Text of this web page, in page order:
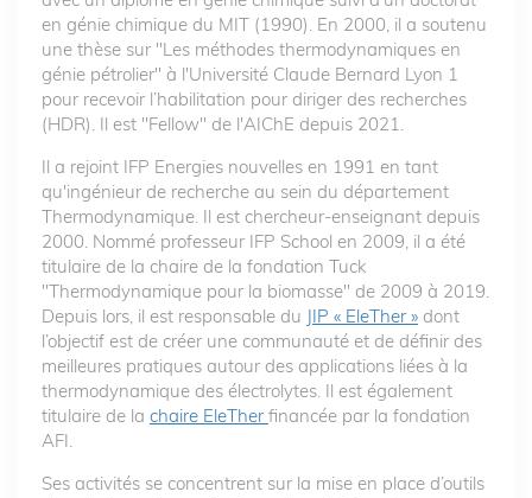
en génie chimique du MIT (1990). En 2000, il a soutenu
une thèse sur "Les méthodes thermodynamiques en
génie pétrolier" à l'Université Claude Bernard Lyon 1
pour recevoir l’habilitation pour diriger des recherches
(HDR). Il est "Fellow" de l'AIChE depuis 2021.
Il a rejoint IFP Energies nouvelles en 1991 en tant
qu'ingénieur de recherche au sein du département
Thermodynamique. Il est chercheur-enseignant depuis
2000. Nommé professeur IFP School en 2009, il a été
titulaire de la chaire de la fondation Tuck
"Thermodynamique pour la biomasse" de 2009 à 2019.
Depuis lors, il est responsable du JIP « EleTher » dont
l’objectif est de créer une communauté et de définir des
meilleures pratiques autour des applications liées à la
thermodynamique des électrolytes. Il est également
titulaire de la chaire EleTher financée par la fondation
AFI.
Ses activités se concentrent sur la mise en place d’outils